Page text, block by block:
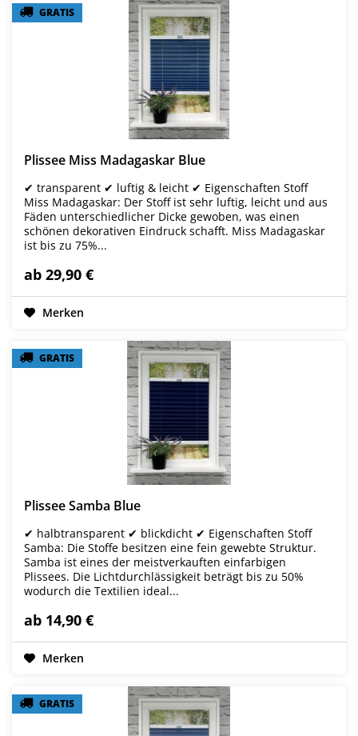
GRATIS
GRATIS
Plissee Miss Madagaskar Blue
✔ transparent ✔ luftig & leicht ✔ Eigenschaften Stoff
Miss Madagaskar: Der Stoff ist sehr luftig, leicht und aus
Fäden unterschiedlicher Dicke gewoben, was einen
schönen dekorativen Eindruck schafft. Miss Madagaskar
ist bis zu 75%...
ab 29,90 €
Merken
GRATIS
GRATIS
Plissee Samba Blue
✔ halbtransparent ✔ blickdicht ✔ Eigenschaften Stoff
Samba: Die Stoffe besitzen eine fein gewebte Struktur.
Samba ist eines der meistverkauften einfarbigen
Plissees. Die Lichtdurchlässigkeit beträgt bis zu 50%
wodurch die Textilien ideal...
ab 14,90 €
Merken
GRATIS
GRATIS